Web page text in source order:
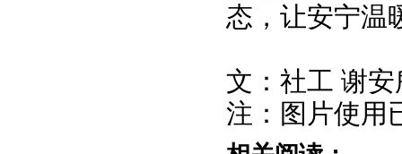
态，让安宁温
文：社工 谢安
注：图片使用